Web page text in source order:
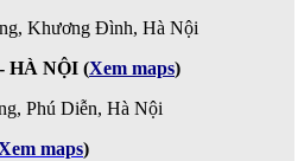
Khương Đình, Hà Nội
HÀ NỘI (Xem maps)
Phú Diễn, Hà Nội
maps)